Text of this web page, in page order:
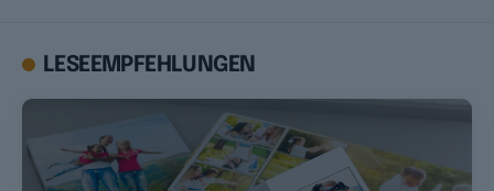
LESEEMPFEHLUNGEN